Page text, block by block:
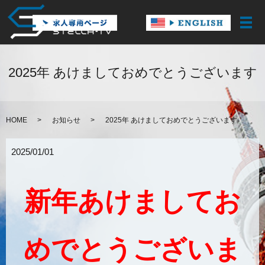
メ
2025年 あけましておめでとうございます
HOME お知らせ 2025年 あけましておめでとうございます
2025/01/01
新年あけましてお
めでとうございま